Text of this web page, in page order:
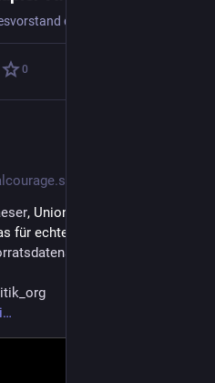
0
, Union & Co. beschäftigen:
für echten